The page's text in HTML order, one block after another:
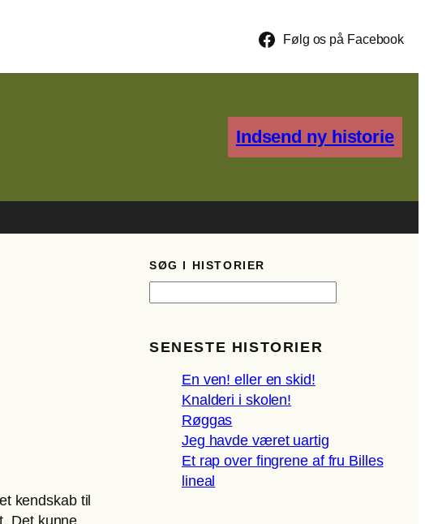
Følg os på Facebook
Indsend ny historie
kendskab til
Det kunne
SØG I HISTORIER
S
ø
SENESTE HISTORIER
En ven! eller en skid!
Knalderi i skolen!
Røggas
Jeg havde været uartig
Et rap over fingrene af fru Billes
lineal